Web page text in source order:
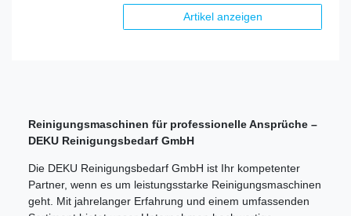
Artikel anzeigen
Reinigungsmaschinen für professionelle Ansprüche –
DEKU Reinigungsbedarf GmbH
Die DEKU Reinigungsbedarf GmbH ist Ihr kompetenter
Partner, wenn es um leistungsstarke Reinigungsmaschinen
geht. Mit jahrelanger Erfahrung und einem umfassenden